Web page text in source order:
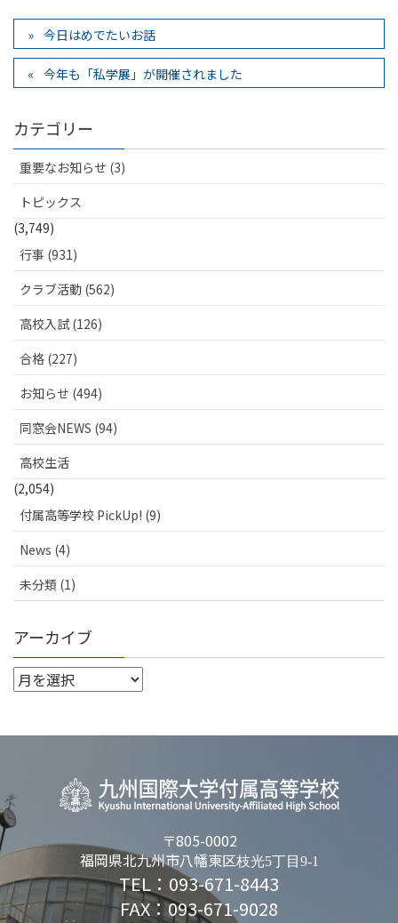
今日はめでたいお話
今年も「私学展」が開催されました
カテゴリー
重要なお知らせ (3)
トピックス
(3,749)
行事 (931)
クラブ活動 (562)
高校入試 (126)
合格 (227)
お知らせ (494)
同窓会NEWS (94)
高校生活
(2,054)
付属高等学校 PickUp! (9)
News (4)
未分類 (1)
アーカイブ
〒805-0002
福岡県北九州市八幡東区枝光5丁目9-1
TEL：093-671-8443
FAX：093-671-9028